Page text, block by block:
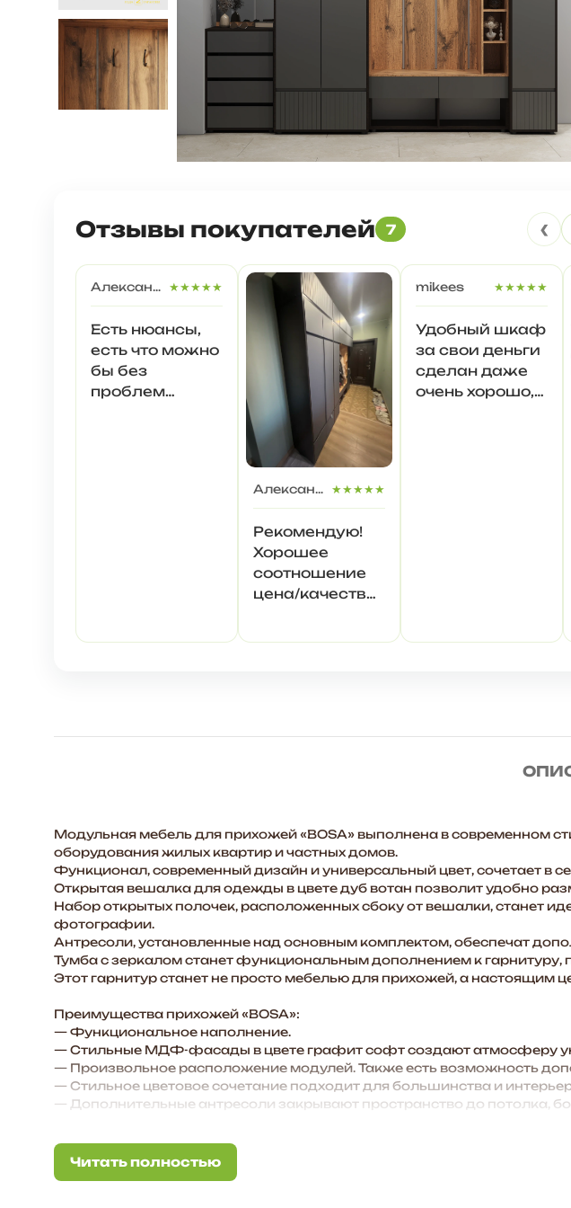
Отзывы покупателей 7 ‹
Александр З. ★★★★★
Есть нюансы,
есть что можно
бы без
проблем
Александр Сергеевич ★★★★★
Рекомендую!
Хорошее
соотношение
цена/качество
mikees ★★★★★
Удобный шкаф
за свои деньги
сделан даже
очень хорошо,
Модульная мебель для прихожей «BOSA» выполнена в современном
оборудования жилых квартир и частных домов.
Функционал, современный дизайн и универсальный цвет, сочетает в
Открытая вешалка для одежды в цвете дуб вотан позволит удобно
Набор открытых полочек, расположенных сбоку от вешалки, станет
фотографии.
Антресоли, установленные над основным комплектом, обеспечат
Тумба с зеркалом станет функциональным дополнением к гарнитуру,
Этот гарнитур станет не просто мебелью для прихожей, а
Преимущества прихожей «BOSA»:
— Функциональное наполнение.
— Стильные МДФ-фасады в цвете графит софт создают атмосферу
— Произвольное расположение модулей. Также есть возможность
— Стильное цветовое сочетание подходит для большинства и
— Дополнительные антресоли закрывают пространство до потолка,
Корпус ЛДСП Венге, Дуб вотан
Фасад МДФ Графит софт
Задняя стенка – ХДФ 3 мм
Читать полностью
Читать полностью